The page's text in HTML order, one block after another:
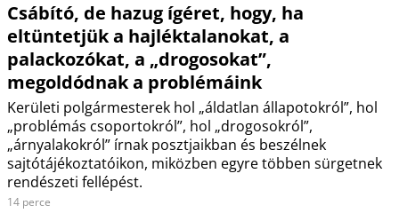
Csábító, de hazug ígéret, hogy, ha
eltüntetjük a hajléktalanokat, a
palackozókat, a „drogosokat”,
megoldódnak a problémáink
Kerületi polgármesterek hol „áldatlan állapotokról”, hol
„problémás csoportokról”, hol „drogosokról”,
„árnyalakokról” írnak posztjaikban és beszélnek
sajtótájékoztatóikon, miközben egyre többen sürgetnek
rendészeti fellépést.
14 perce